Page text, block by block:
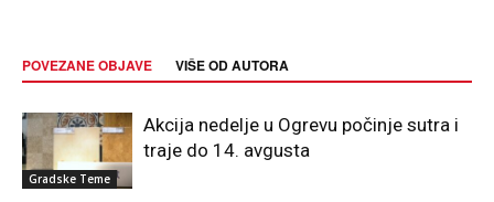
POVEZANE OBJAVE VIŠE OD AUTORA
Gradske Teme
Akcija nedelje u Ogrevu počinje sutra i
traje do 14. avgusta